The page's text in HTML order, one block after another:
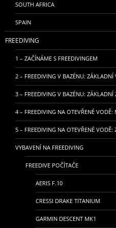
SOUTH AFRICA
SPAIN
FREEDIVING
1 – ZAČÍNÁME S FREEDIVINGEM
2 – FREEDIVING V BAZÉNU: ZÁKLADNÍ
3 – FREEDIVING V BAZÉNU: ZÁKLADNÍ
4 – FREEDIVING NA OTEVŘENÉ VODĚ:
5 – FREEDIVING NA OTEVŘENÉ VODĚ:
VYBAVENÍ NA FREEDIVING
FREEDIVE POČÍTAČE
AERIS F.10
CRESSI DRAKE TITANIUM
GARMIN DESCENT MK1